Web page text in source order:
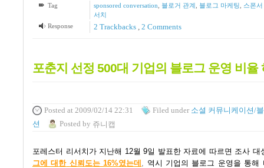
Tag sponsored conversation 블로거 관계 블로그 마케팅
스폰
서치
Response
2 Trackbacks , 2 Comments
포춘지 선정 500대 기업의 블로그 운영 비율
Posted at 2009/02/14 22:31 Filed under 소셜 커뮤니케이션/
션
Posted by 쥬니캡
포레스터 리서치가 지난해 12월 9일 발표한 자료에 따르면 조사 대
그에 대한 신뢰 도는 16%였는데
역시 기업의 블로그 운영을 통해